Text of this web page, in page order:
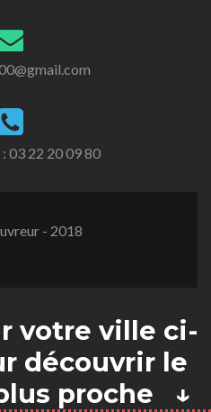
03 22 20 09 80
- 2018
votre ville ci-
découvrir le
proche ↓